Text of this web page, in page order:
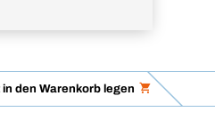
den Warenkorb legen